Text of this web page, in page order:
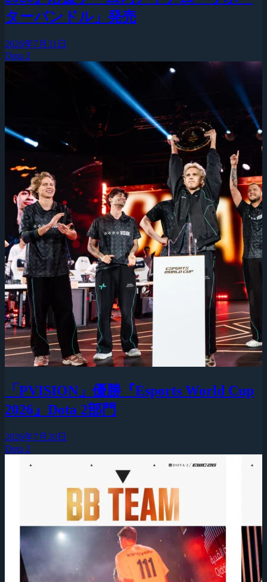
ターバンドル」発売
2026年7月31日
Dota 2
「PVISION」優勝『Esports World Cup
2026』Dota 2部門
2026年7月20日
Dota 2